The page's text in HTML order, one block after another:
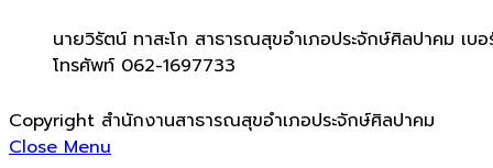
นายวิรัตน์ ทาสะโก สาธารณสุขอำเภอประจักษ์ศิลปาคม เบอ
โทรศัพท์ 062-1697733
Copyright สำนักงานสาธารณสุขอำเภอประจักษ์ศิลปาคม
Close Menu